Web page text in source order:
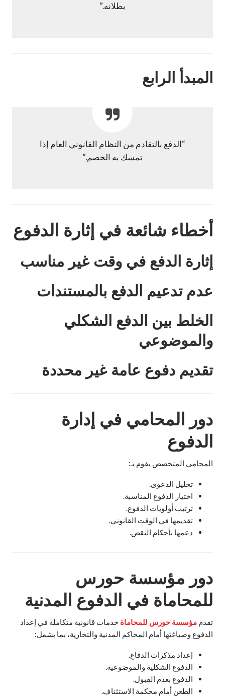
بطلانه.”
المبدأ الرابع
“الدفع بالتقادم من النظام القانوني العام إذا
تمسك به الخصم.”
أخطاء شائعة في إثارة الدفوع
إثارة الدفع في وقت غير مناسب
عدم تدعيم الدفع بالمستندات
الخلط بين الدفع الشكلي
والموضوعي
تقديم دفوع عامة غير محددة
دور المحامي في إدارة
الدفوع
المحامي المتخصص يقوم بـ:
تحليل الدعوى.
اختيار الدفوع المناسبة.
ترتيب أولويات الدفوع.
تقديمها في الوقت القانوني.
دعمها بأحكام النقض.
دور مؤسسة حورس
للمحاماة في الدفوع المدنية
تقدم مؤسسة حورس للمحاماة خدمات قانونية متكاملة في إعداد
الدفوع وصياغتها أمام المحاكم المدنية والتجارية، بما يشمل:
إعداد مذكرات الدفاع.
الدفوع الشكلية والموضوعية.
الدفوع بعدم القبول.
الطعن أمام محكمة الاستئناف.